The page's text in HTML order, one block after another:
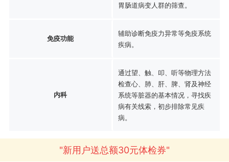
胃肠道病变人群的筛查。
免疫功能
辅助诊断免疫力异常等免疫系统
疾病。
内科
通过望、触、叩、听等物理方法
检查心、肺、肝、脾、肾及神经
系统等脏器的基本情况，寻找疾
病有关线索，初步排除常见疾
病。
"新用户送总额30元体检券"